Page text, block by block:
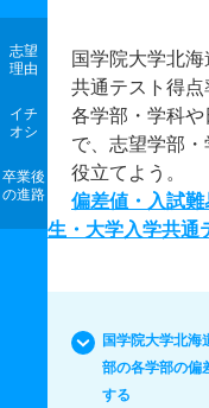
志望
理由
イチ
オシ
卒業後
の進路
国学院大学北
共通テスト得点
各学部・学科
で、志望学部
役立てよう。
偏差値・入試
生・大学入学共通
国学院大学北海
部の各学部の偏
する